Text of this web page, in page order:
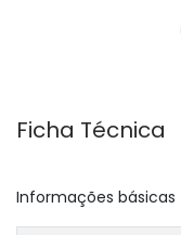
Ficha Técnica
Informações básicas